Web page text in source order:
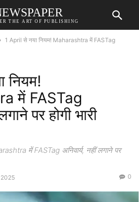
THE ART OF PUBLISHING
1 April से नया नियम! Maharashtra में FASTag
नियम!
में FASTag
पर होगी भारी
में FASTag अनिवार्य, नहीं लगाने पर
2025 0